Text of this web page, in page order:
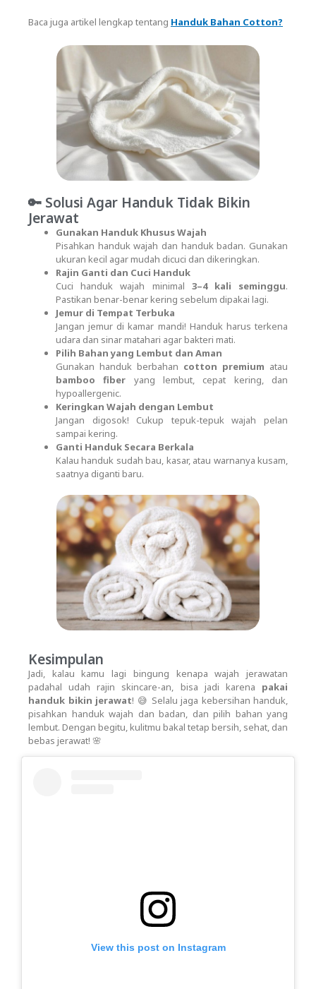
Baca juga artikel lengkap tentang Handuk Bahan Cotton?
🔑 Solusi Agar Handuk Tidak Bikin
Jerawat
Gunakan Handuk Khusus Wajah
Pisahkan handuk wajah dan handuk badan. Gunakan
ukuran kecil agar mudah dicuci dan dikeringkan.
Rajin Ganti dan Cuci Handuk
Cuci handuk wajah minimal 3–4 kali seminggu.
Pastikan benar-benar kering sebelum dipakai lagi.
Jemur di Tempat Terbuka
Jangan jemur di kamar mandi! Handuk harus terkena
udara dan sinar matahari agar bakteri mati.
Pilih Bahan yang Lembut dan Aman
Gunakan handuk berbahan cotton premium atau
bamboo fiber yang lembut, cepat kering, dan
hypoallergenic.
Keringkan Wajah dengan Lembut
Jangan digosok! Cukup tepuk-tepuk wajah pelan
sampai kering.
Ganti Handuk Secara Berkala
Kalau handuk sudah bau, kasar, atau warnanya kusam,
saatnya diganti baru.
Kesimpulan
Jadi, kalau kamu lagi bingung kenapa wajah jerawatan
padahal udah rajin skincare-an, bisa jadi karena pakai
handuk bikin jerawat! 😅 Selalu jaga kebersihan handuk,
pisahkan handuk wajah dan badan, dan pilih bahan yang
lembut. Dengan begitu, kulitmu bakal tetap bersih, sehat, dan
bebas jerawat! 🌸
View this post on Instagram